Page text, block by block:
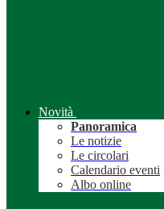
Novità
Panoramica
Le notizie
Le circolari
Calendario eventi
Albo online